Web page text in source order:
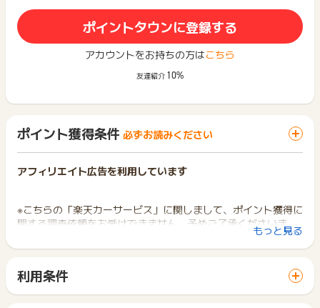
ポイントタウンに登録する
アカウントをお持ちの方はこちら
友達紹介 10%
ポイント獲得条件 必ずお読みください
アフィリエイト広告を利用しています
※こちらの「楽天カーサービス」に関しまして、ポイント獲得に
関する調査依頼をお受けできません。予めご了承くださいま
ティングを実施完了した場合、ポイント獲得対象となります。
重複、悪戯、不正、ポイント獲得条件に達していない、キャン
もっと見る
利用条件